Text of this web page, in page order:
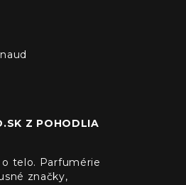
Z POHODLIA
telo. Parfumérie
značky,